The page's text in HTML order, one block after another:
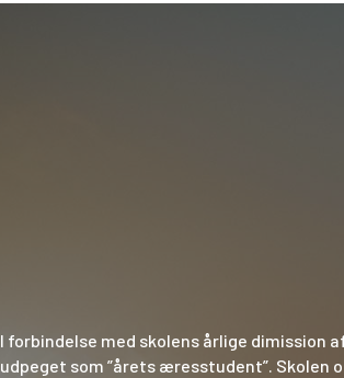
I forbindelse med skolens årlige dimission
udpeget som ”årets æresstudent”. Skolen